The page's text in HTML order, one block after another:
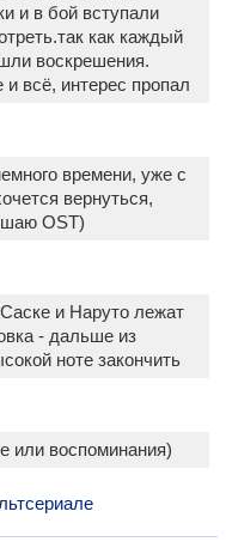
и в бой вступали
как каждый
воскрешения.
всё, интерес пропал
времени, уже с
вернуться,
OST)
и Наруто лежат
- дальше из
ноте закончить
или воспоминания)